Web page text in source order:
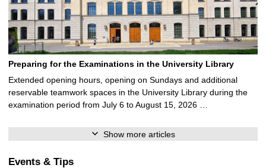
Preparing for the Examinations in the University Library
Extended opening hours, opening on Sundays and additional
reservable teamwork spaces in the University Library during the
examination period from July 6 to August 15, 2026 …
Show more articles
Events & Tips